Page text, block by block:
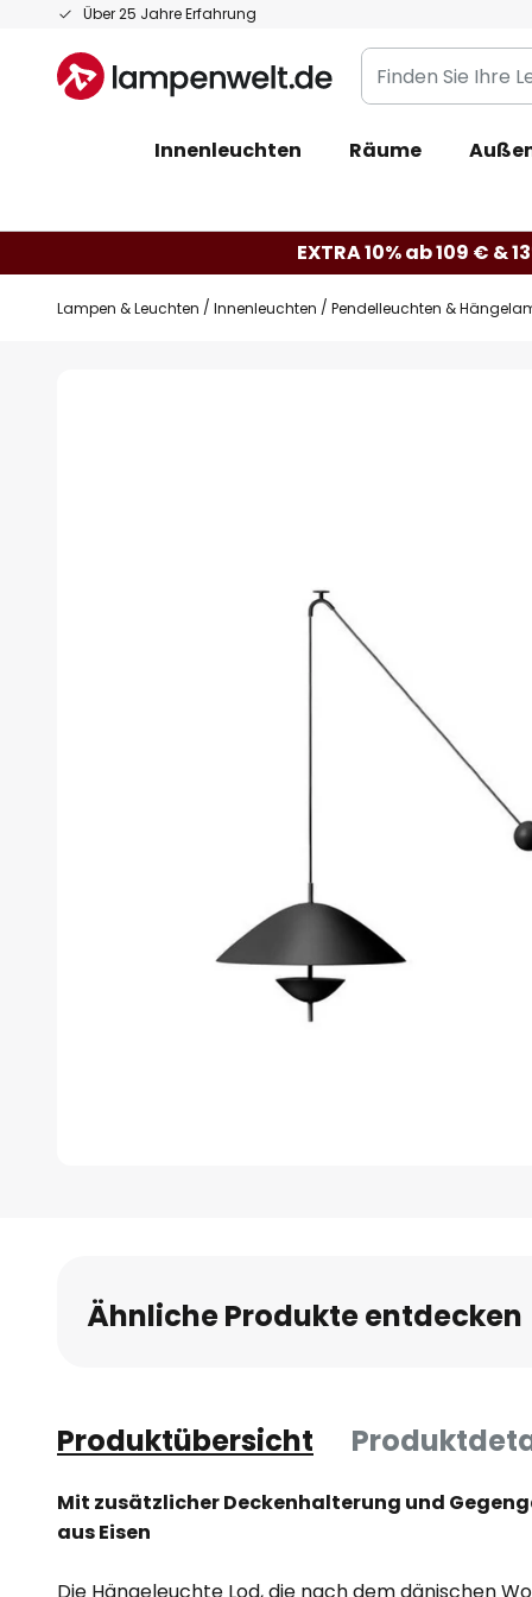
Über 25 Jahre Erfahrung
Zum
springen
Finden
Sie
Leuchte...
Innenleuchten Räume
EXTRA 10% ab 109 € &
Lampen & Leuchten Innenleuchten Pendelleuchten &
Bildgalerie
springen
Ähnliche Produkte entdecken
Produktübersicht
Mit zusätzlicher Deckenhalterung und
aus Eisen